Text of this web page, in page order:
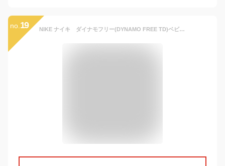
no. 19 NIKE ナイキ ダイナモフリー(DYNAMO FREE TD)ベビーシューズ【439】 靴 キッズ ベビー 男の子 女の子 【期間限定送料無料(北海道・沖縄県を除く）】